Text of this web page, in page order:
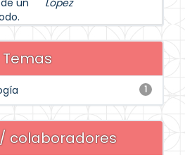
un
López
Temas
1
colaboradores